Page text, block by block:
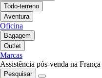
Todo-terreno
Aventura
Oficina
Bagagem
Outlet
Marcas
Assistência pós-venda na França
Pesquisar